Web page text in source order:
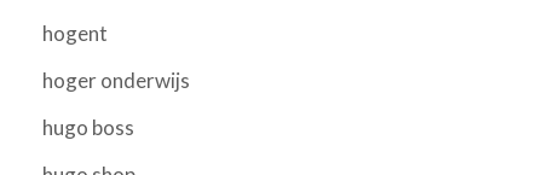
hogent
hoger onderwijs
hugo boss